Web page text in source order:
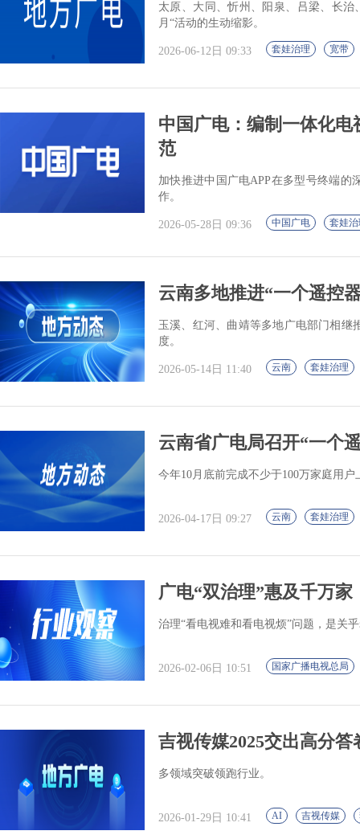
太原、大同、忻州、阳泉、吕梁、长
月“活动的生动缩影。
2026-06-12日 09:33 套娃治理 宽带
中国广电：编制一体化
范
加快推进中国广电APP在多型号终端的
作。
2026-05-28日 09:36 中国广电 套娃
云南多地推进“一个遥控
玉溪、红河、曲靖等多地广电部门相继
度。
2026-05-14日 11:40 云南 套娃治理
云南省广电局召开“一个
今年10月底前完成不少于100万家庭用户
2026-04-17日 09:27 云南 套娃治理
广电“双治理”惠及千万家
治理“看电视难和看电视烦”问题，是关
2026-02-06日 10:51 国家广播电视总局
吉视传媒2025交出高分
多领域突破领跑行业。
2026-01-29日 10:41 AI 吉视传媒